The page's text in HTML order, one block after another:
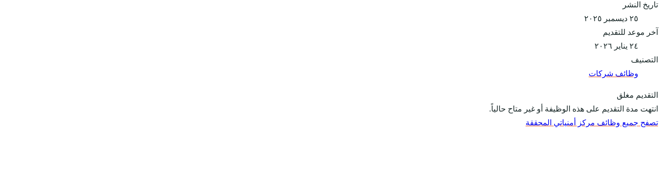
تاريخ النشر
٢٥ ديسمبر ٢٠٢٥
آخر موعد للتقديم
٢٤ يناير ٢٠٢٦
التصنيف
وظائف شركات
التقديم مغلق
انتهت مدة التقديم على هذه الوظيفة أو غير متاح حالياً.
تصفح جميع وظائف مركز أمنياتي المحققة